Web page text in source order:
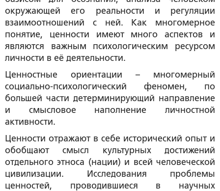
окружающей его реальности и регуляции
взаимоотношений с ней. Как многомерное
понятие, ценности имеют много аспектов и
являются важным психологическим ресурсом
личности в её деятельности.
Ценностные ориентации – многомерный
социально-психологический феномен, по
большей части детерминирующий направление
и смысловое наполнение личностной
активности.
Ценности отражают в себе исторический опыт и
обобщают смысл культурных достижений
отдельного этноса (нации) и всей человеческой
цивилизации. Исследования проблемы
ценностей, проводившиеся в научных